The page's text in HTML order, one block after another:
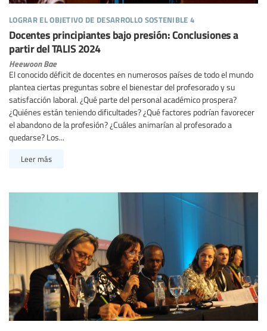
lograr el objetivo de desarrollo sostenible 4
Docentes principiantes bajo presión: Conclusiones a
partir del TALIS 2024
Heewoon Bae
El conocido déficit de docentes en numerosos países de todo el mundo
plantea ciertas preguntas sobre el bienestar del profesorado y su
satisfacción laboral. ¿Qué parte del personal académico prospera?
¿Quiénes están teniendo dificultades? ¿Qué factores podrían favorecer
el abandono de la profesión? ¿Cuáles animarían al profesorado a
quedarse? Los...
Leer más